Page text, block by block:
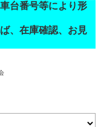
台番号等により形
、在庫確認、お見